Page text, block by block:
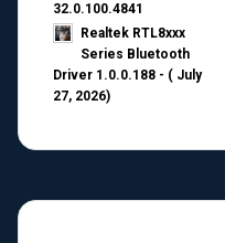
32.0.100.4841
Realtek RTL8xxx
Series Bluetooth
Driver 1.0.0.188 - ( July
27, 2026)